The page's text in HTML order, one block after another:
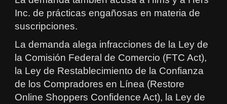
Inc. de prácticas engañosas en materia de
suscripciones.
La demanda alega infracciones de la Ley de
la Comisión Federal de Comercio (FTC Act),
la Ley de Restablecimiento de la Confianza
de los Compradores en Línea (Restore
Online Shoppers Confidence Act), la Ley de